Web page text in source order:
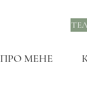
ПРО МЕНЕ